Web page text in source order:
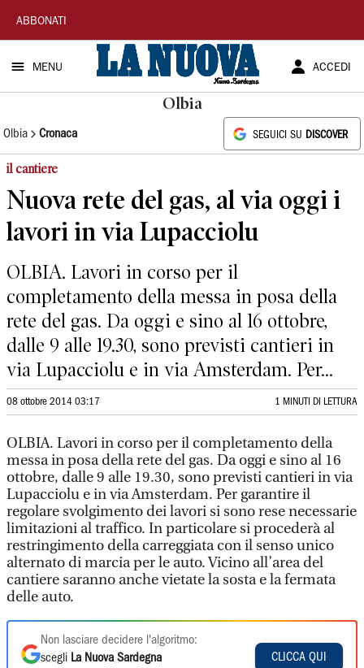
La
Nuova
Sardegna
ABBONATI
MENU ACCEDI
Olbia
Olbia Cronaca SEGUICI SU DISCOVER
il cantiere
Nuova rete del gas, al via oggi i
lavori in via Lupacciolu
OLBIA. Lavori in corso per il
completamento della messa in posa della
rete del gas. Da oggi e sino al 16 ottobre,
dalle 9 alle 19.30, sono previsti cantieri in
via Lupacciolu e in via Amsterdam. Per...
08 ottobre 2014 03:17 1 MINUTI DI LETTURA
OLBIA. Lavori in corso per il completamento della
messa in posa della rete del gas. Da oggi e sino al 16
ottobre, dalle 9 alle 19.30, sono previsti cantieri in via
Lupacciolu e in via Amsterdam. Per garantire il
regolare svolgimento dei lavori si sono rese necessarie
limitazioni al traffico. In particolare si procederà al
restringimento della carreggiata con il senso unico
alternato di marcia per le auto. Vicino all’area del
cantiere saranno anche vietate la sosta e la fermata
delle auto.
Non lasciare decidere l'algoritmo:
scegli La Nuova Sardegna
CLICCA QUI